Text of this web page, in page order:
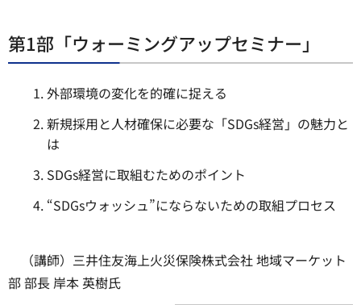
第1部「ウォーミングアップセミナー」
外部環境の変化を的確に捉える
新規採用と人材確保に必要な「SDGs経営」の魅力と
は
SDGs経営に取組むためのポイント
“SDGsウォッシュ”にならないための取組プロセス
（講師）三井住友海上火災保険株式会社 地域マーケット
部 部長 岸本 英樹氏